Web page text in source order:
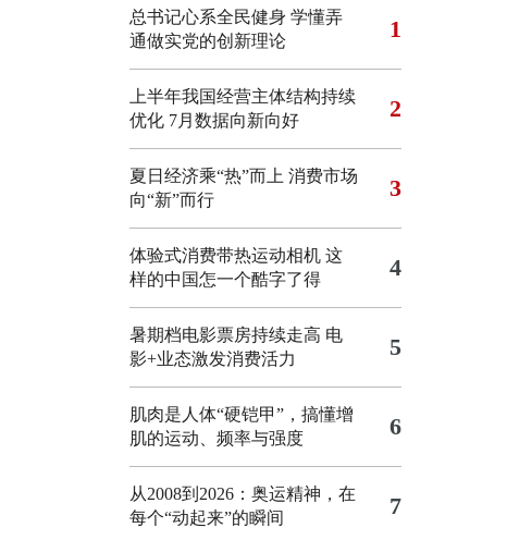
总书记心系全民健身 学懂弄
通做实党的创新理论
1
上半年我国经营主体结构持续
优化 7月数据向新向好 2
夏日经济乘“热”而上 消费市场
向“新”而行
3
体验式消费带热运动相机 这
样的中国怎一个酷字了得
4
暑期档电影票房持续走高 电
影+业态激发消费活力
5
肌肉是人体“硬铠甲”，搞懂增
肌的运动、频率与强度
6
从2008到2026：奥运精神，在
每个“动起来”的瞬间
7